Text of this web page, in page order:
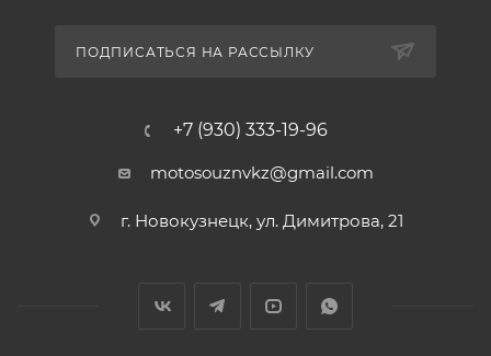
ПОДПИСАТЬСЯ НА РАССЫЛКУ
+7 (930) 333-19-96
motosouznvkz@gmail.com
г. Новокузнецк, ул. Димитрова, 21